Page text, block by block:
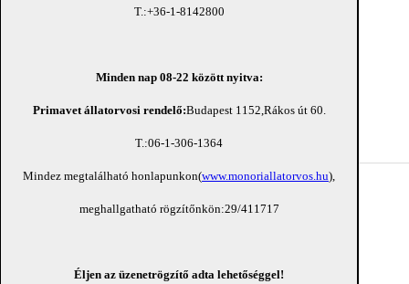
T.:+36-1-8142800
Minden nap 08-22 között nyitva:
Primavet állatorvosi rendelő:Budapest 1152,Rákos út 60.
T.:06-1-306-1364
Mindez megtalálható honlapunkon(www.monoriallatorvos.hu),
meghallgatható rögzítőnkön:29/411717
Éljen az üzenetrögzítő adta lehetőséggel!
nélküli állatorvoslás nem létezik ! "
és a hírlevél lehetőségét Ismerőseinek!
ismerőseinek !
egy bolhával